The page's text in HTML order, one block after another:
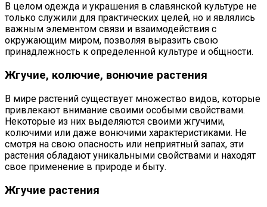
В целом одежда и украшения в славянской культуре не
только служили для практических целей, но и являлись
важным элементом связи и взаимодействия с
окружающим миром, позволяя выразить свою
принадлежность к определенной культуре и общности.
Жгучие, колючие, вонючие растения
В мире растений существует множество видов, которые
привлекают внимание своими особыми свойствами.
Некоторые из них выделяются своими жгучими,
колючими или даже вонючими характеристиками. Не
смотря на свою опасность или неприятный запах, эти
растения обладают уникальными свойствами и находят
свое применение в природе и быту.
Жгучие растения